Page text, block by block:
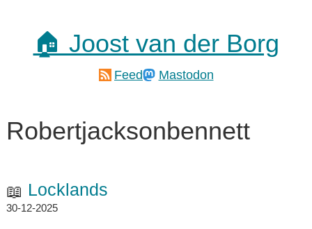
🏠 Joost van der Borg
Feed Mastodon
Robertjacksonbennett
Locklands
30-12-2025